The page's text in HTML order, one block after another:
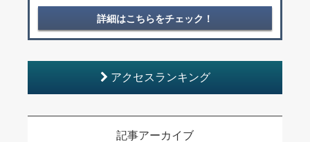
詳細はこちらをチェック！
アクセスランキング
記事アーカイブ